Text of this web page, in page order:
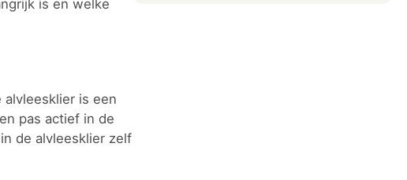
is en welke
is een
pas actief in de
de alvleesklier zelf